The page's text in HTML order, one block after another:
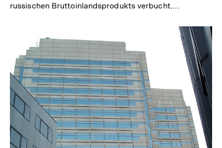
russischen Bruttoinlandsprodukts verbucht.…